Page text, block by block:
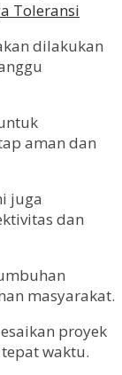
Toleransi
dilakukan
aman dan
juga
dan
masyarakat.
proyek
waktu.